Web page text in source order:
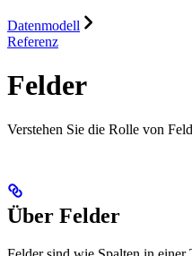
Datenmodell
Referenz
Felder
Verstehen Sie die Rolle von
Über Felder